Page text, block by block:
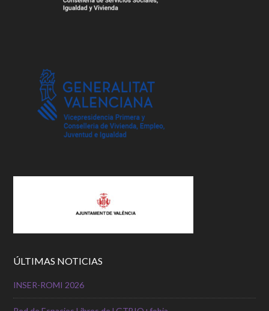
ÚLTIMAS NOTICIAS
INSER-ROMI 2026